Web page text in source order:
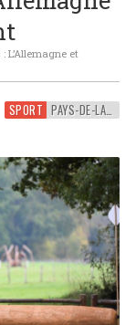
L’Allemagne et
SPORT PAYS-DE-LA-LOIRE